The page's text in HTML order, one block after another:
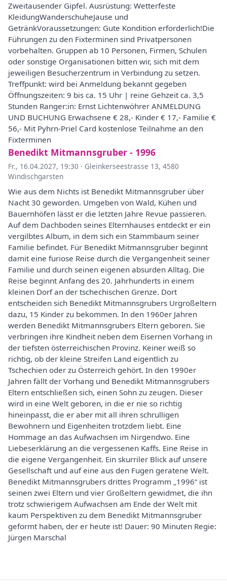
Zweitausender Gipfel. Ausrüstung: Wetterfeste
KleidungWanderschuheJause und
GetränkVoraussetzungen: Gute Kondition erforderlich!Die
Führungen zu den Fixterminen sind Privatpersonen
vorbehalten. Gruppen ab 10 Personen, Firmen, Schulen
oder sonstige Organisationen bitten wir, sich mit dem
jeweiligen Besucherzentrum in Verbindung zu setzen.
Treffpunkt: wird bei Anmeldung bekannt gegeben
Öffnungszeiten: 9 bis ca. 15 Uhr | reine Gehzeit ca. 3,5
Stunden Ranger:in: Ernst Lichtenwöhrer ANMELDUNG
UND BUCHUNG Erwachsene € 28,- Kinder € 17,- Familie €
56,- Mit Pyhrn-Priel Card kostenlose Teilnahme an den
Fixterminen
Benedikt Mitmannsgruber - 1996
Fr., 16.04.2027, 19:30 · Gleinkerseestrasse 13, 4580
Windischgarsten
Wie aus dem Nichts ist Benedikt Mitmannsgruber über
Nacht 30 geworden. Umgeben von Wald, Kühen und
Bauernhöfen lässt er die letzten Jahre Revue passieren.
Auf dem Dachboden seines Elternhauses entdeckt er ein
vergilbtes Album, in dem sich ein Stammbaum seiner
Familie befindet. Für Benedikt Mitmannsgruber beginnt
damit eine furiose Reise durch die Vergangenheit seiner
Familie und durch seinen eigenen absurden Alltag. Die
Reise beginnt Anfang des 20. Jahrhunderts in einem
kleinen Dorf an der tschechischen Grenze. Dort
entscheiden sich Benedikt Mitmannsgrubers Urgroßeltern
dazu, 15 Kinder zu bekommen. In den 1960er Jahren
werden Benedikt Mitmannsgrubers Eltern geboren. Sie
verbringen ihre Kindheit neben dem Eisernen Vorhang in
der tiefsten österreichischen Provinz. Keiner weiß so
richtig, ob der kleine Streifen Land eigentlich zu
Tschechien oder zu Österreich gehört. In den 1990er
Jahren fällt der Vorhang und Benedikt Mitmannsgrubers
Eltern entschließen sich, einen Sohn zu zeugen. Dieser
wird in eine Welt geboren, in die er nie so richtig
hineinpasst, die er aber mit all ihren schrulligen
Bewohnern und Eigenheiten trotzdem liebt. Eine
Hommage an das Aufwachsen im Nirgendwo. Eine
Liebeserklärung an die vergessenen Kaffs. Eine Reise in
die eigene Vergangenheit. Ein skurriler Blick auf unsere
Gesellschaft und auf eine aus den Fugen geratene Welt.
Benedikt Mitmannsgrubers drittes Programm „1996“ ist
seinen zwei Eltern und vier Großeltern gewidmet, die ihn
trotz schwierigem Aufwachsen am Ende der Welt mit
kaum Perspektiven zu dem Benedikt Mitmannsgruber
geformt haben, der er heute ist! Dauer: 90 Minuten Regie:
Jürgen Marschal